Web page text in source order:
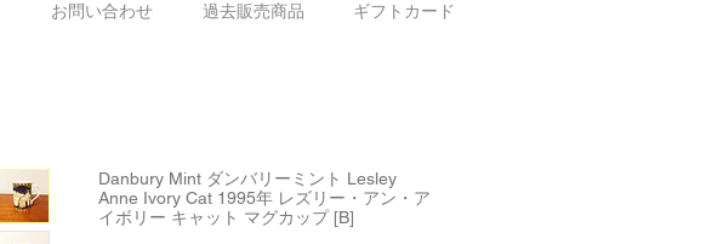
お問い合わせ 過去販売商品 ギフトカード
Danbury Mint ダンバリーミント Lesley
Anne Ivory Cat 1995年 レズリー・アン・ア
イボリー キャット マグカップ [B]